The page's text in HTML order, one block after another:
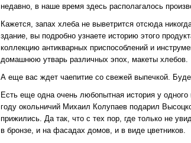
недавно, в наше время здесь располагалось
Кажется, запах хлеба не выветрится отсюда
здание, вы подробно узнаете историю этого
коллекцию антикварных приспособлений и
домашнюю утварь различных эпох, макеты хлебов.
А еще вас ждет чаепитие со свежей выпечкой.
Есть еще одна очень любопытная история у
году окольничий Михаил Колупаев подарил
прижились. Да так, что с тех пор, где только не
в бронзе, и на фасадах домов, и в виде цветников.